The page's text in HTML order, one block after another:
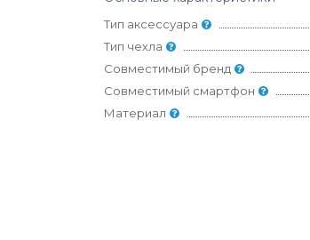
Тип аксессуара
Тип чехла
Совместимый бренд
Совместимый смартфон
Материал